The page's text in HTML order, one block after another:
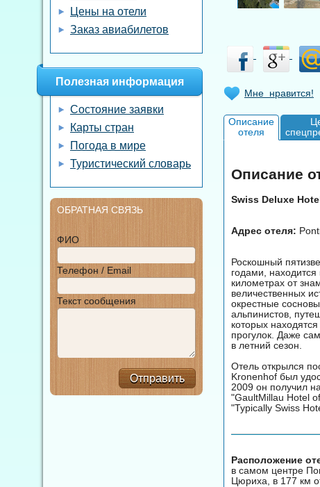
Мне нравится!
Описание
отеля
Описание
Swiss Deluxe
Адрес отеля:
Роскошный
годами,
километрах от
величественных
окрестные
альпинистов,
которых
прогулок. Даже
в летний сезон.
Отель открылся
Kronenhof был
2009 он получил
"GaultMillau Hotel
"Typically Swiss
Расположение
в самом центре
Цюриха, в 177 км
Цены на отели
Заказ авиабилетов
Полезная информация
Состояние заявки
Карты стран
Погода в мире
Туристический словарь
ОБРАТНАЯ СВЯЗЬ
ФИО
Телефон / Email
Текст сообщения
Отправить